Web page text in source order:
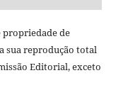
propriedade de
sua reprodução total
Editorial, exceto